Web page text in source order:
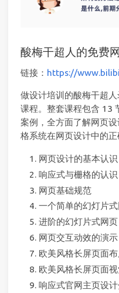
酸梅干超人的免费
链接： https://
做设计培训的酸梅干超
课程。整套课程包含 13
案例，全方面了解网页
格系统在网页设计中的
网页设计的基本认识
响应式与栅格的认识
网页基础规范
一个简单的幻灯片
进阶的幻灯片式网页
网页交互动效的演示
欧美风格长屏页面布
欧美风格长屏页面
响应式官网主页设